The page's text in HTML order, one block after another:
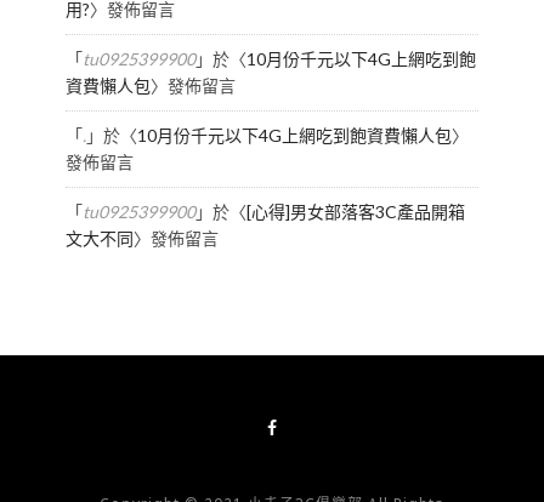
用?〉發佈留言
「tu0925399900」於〈10月份千元以下4G上網吃到飽
資費懶人包〉發佈留言
「.」於〈10月份千元以下4G上網吃到飽資費懶人包〉
發佈留言
「tu0925399900」於〈[心得]男女部落客3C產品開箱
文大不同〉發佈留言